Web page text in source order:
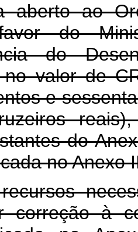
aberto ao
do
do
no valor de
e
do
no Anexo
correção à